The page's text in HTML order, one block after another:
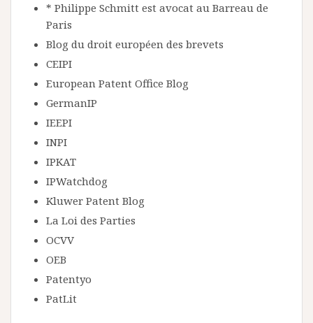
* Philippe Schmitt est avocat au Barreau de
Paris
Blog du droit européen des brevets
CEIPI
European Patent Office Blog
GermanIP
IEEPI
INPI
IPKAT
IPWatchdog
Kluwer Patent Blog
La Loi des Parties
OCVV
OEB
Patentyo
PatLit